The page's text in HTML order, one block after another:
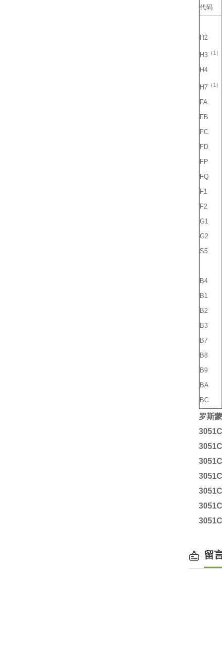
代码
H2
H3 （1）
H4
H7 （1）
FA
FB
FC
FD
FP
FQ
F1
F2
G1
G2
S5
B4
B1
B2
B3
B7
B8
B9
BA
BC
罗斯
留